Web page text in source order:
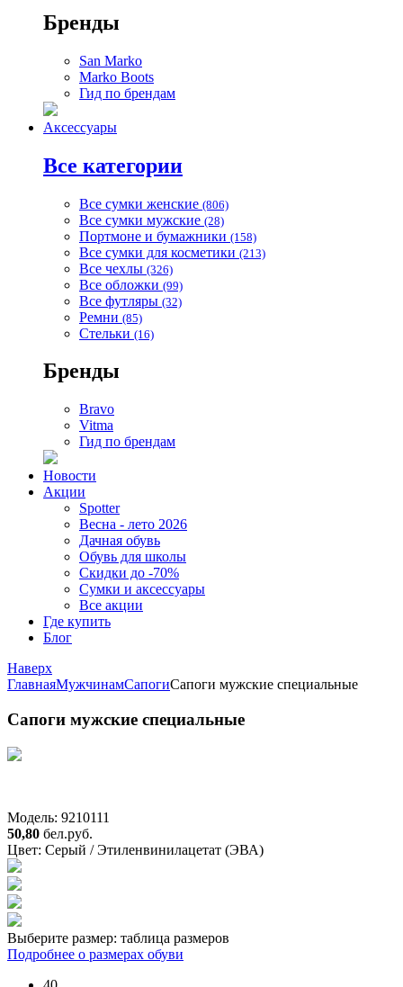
Бренды
San Marko
Marko Boots
Гид по брендам
Аксессуары
Все категории
Все сумки женские (806)
Все сумки мужские (28)
Портмоне и бумажники (158)
Все сумки для косметики (213)
Все чехлы (326)
Все обложки (99)
Все футляры (32)
Ремни (85)
Стельки (16)
Бренды
Bravo
Vitma
Гид по брендам
Новости
Акции
Spotter
Весна - лето 2026
Дачная обувь
Обувь для школы
Скидки до -70%
Сумки и аксессуары
Все акции
Где купить
Блог
Наверх
ГлавнаяМужчинамСапогиСапоги мужские специальные
Сапоги мужские специальные
Модель: 9210111
50,80 бел.руб.
Цвет: Серый / Этиленвинилацетат (ЭВА)
Выберите размер: таблица размеров
Подробнее о размерах обуви